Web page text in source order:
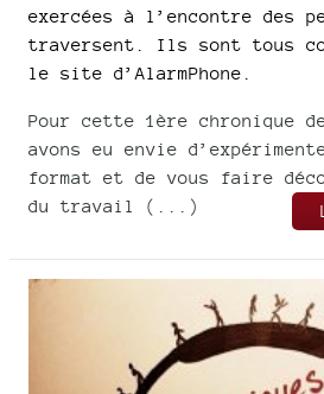
exercées à l’encontre des
traversent. Ils sont tous
le site d’AlarmPhone.
Pour cette 1ère chronique
avons eu envie
format et de vous faire
du travail (...)